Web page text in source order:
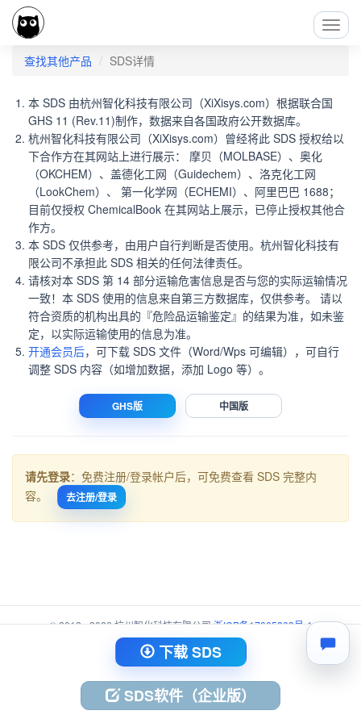
查找其他产品
SDS详情
本 SDS 由杭州智化科技有限公司（XiXisys.com）根据联合国
GHS 11 (Rev.11)制作，数据来自各国政府公开数据库。
杭州智化科技有限公司（XiXisys.com）曾经将此 SDS 授权给以
下合作方在其网站上进行展示： 摩贝（MOLBASE）、奥化
（OKCHEM）、盖德化工网（Guidechem）、洛克化工网
（LookChem）、 第一化学网（ECHEMI）、阿里巴巴 1688；
目前仅授权 ChemicalBook 在其网站上展示，已停止授权其他合
作方。
本 SDS 仅供参考，由用户自行判断是否使用。杭州智化科技有
限公司不承担此 SDS 相关的任何法律责任。
请核对本 SDS 第 14 部分运输危害信息是否与您的实际运输情况
一致！本 SDS 使用的信息来自第三方数据库，仅供参考。 请以
符合资质的机构出具的『危险品运输鉴定』的结果为准，如未鉴
定，以实际运输使用的信息为准。
开通会员后，可下载 SDS 文件（Word/Wps 可编辑），可自行
调整 SDS 内容（如增加数据，添加 Logo 等）。
GHS版 中国版
请先登录：免费注册/登录帐户后，可免费查看 SDS 完整内
容。
去注册/登录
下载 SDS
SDS软件（企业版）
© 2012 - 2026 杭州智化科技有限公司浙ICP备17005863号-1
浙公网安备 33010402003734号